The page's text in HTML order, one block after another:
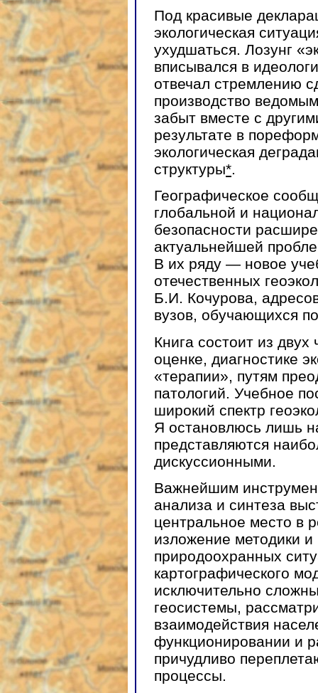
Под красивые
экологическая
ухудшаться. Лозунг
вписывался в
отвечал стремлению
производство
забыт вместе с
результате в
экологическая
структуры*.
Географическое
глобальной и
безопасности
актуальнейшей
В их ряду — новое
отечественных
Б.И. Кочурова,
вузов, обучающихся
Книга состоит из
оценке, диагностике
«терапии», путям
патологий. Учебное
широкий спектр
Я остановлюсь лишь
представляются
дискуссионными.
Важнейшим
анализа и синтеза
центральное место в
изложение методики и
природоохранных
картографического
исключительно
геосистемы,
взаимодействия
функционировании и
причудливо
процессы.